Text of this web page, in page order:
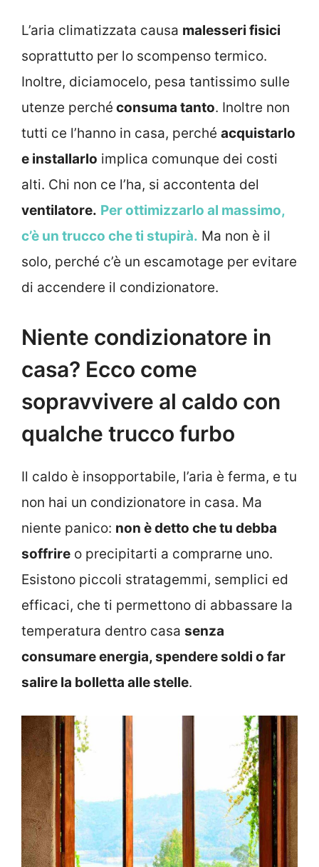
L’aria climatizzata causa malesseri fisici
soprattutto per lo scompenso termico.
Inoltre, diciamocelo, pesa tantissimo sulle
utenze perché consuma tanto. Inoltre non
tutti ce l’hanno in casa, perché acquistarlo
e installarlo implica comunque dei costi
alti. Chi non ce l’ha, si accontenta del
ventilatore. Per ottimizzarlo al massimo,
c’è un trucco che ti stupirà. Ma non è il
solo, perché c’è un escamotage per evitare
di accendere il condizionatore.
Niente condizionatore in
casa? Ecco come
sopravvivere al caldo con
qualche trucco furbo
Il caldo è insopportabile, l’aria è ferma, e tu
non hai un condizionatore in casa. Ma
niente panico: non è detto che tu debba
soffrire o precipitarti a comprarne uno.
Esistono piccoli stratagemmi, semplici ed
efficaci, che ti permettono di abbassare la
temperatura dentro casa senza
consumare energia, spendere soldi o far
salire la bolletta alle stelle.